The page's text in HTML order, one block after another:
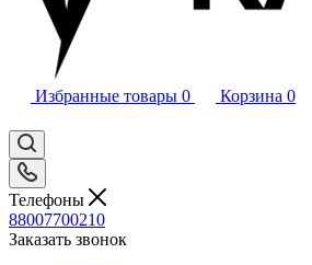
Избранные товары 0 Корзина 0
Телефоны
88007700210
Заказать звонок